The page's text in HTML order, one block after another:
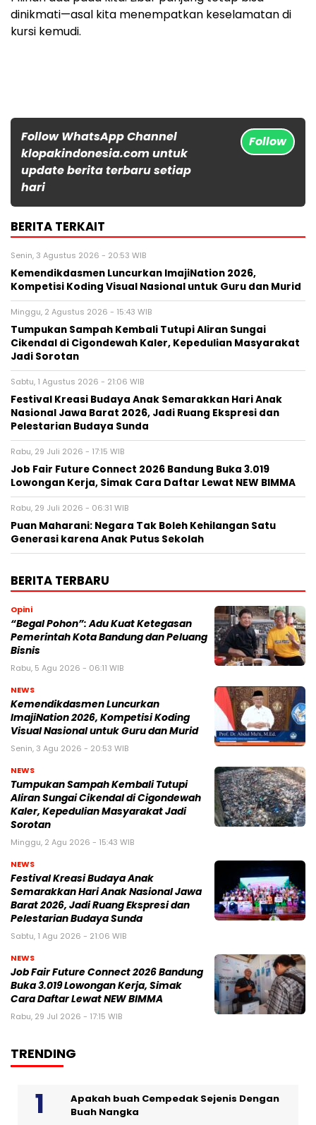
dinikmati—asal kita menempatkan keselamatan di
kursi kemudi.
Follow WhatsApp Channel
klopakindonesia.com untuk
update berita terbaru setiap
hari
Follow
BERITA TERKAIT
Senin, 3 Agustus 2026 - 20:53 WIB
Kemendikdasmen Luncurkan ImajiNation 2026,
Kompetisi Koding Visual Nasional untuk Guru dan Murid
Minggu, 2 Agustus 2026 - 15:43 WIB
Tumpukan Sampah Kembali Tutupi Aliran Sungai
Cikendal di Cigondewah Kaler, Kepedulian Masyarakat
Jadi Sorotan
Sabtu, 1 Agustus 2026 - 21:06 WIB
Festival Kreasi Budaya Anak Semarakkan Hari Anak
Nasional Jawa Barat 2026, Jadi Ruang Ekspresi dan
Pelestarian Budaya Sunda
Rabu, 29 Juli 2026 - 17:15 WIB
Job Fair Future Connect 2026 Bandung Buka 3.019
Lowongan Kerja, Simak Cara Daftar Lewat NEW BIMMA
Rabu, 29 Juli 2026 - 06:31 WIB
Puan Maharani: Negara Tak Boleh Kehilangan Satu
Generasi karena Anak Putus Sekolah
BERITA TERBARU
Opini
“Begal Pohon”: Adu Kuat Ketegasan
Pemerintah Kota Bandung dan Peluang
Bisnis
Rabu, 5 Agu 2026 - 06:11 WIB
NEWS
Kemendikdasmen Luncurkan
ImajiNation 2026, Kompetisi Koding
Visual Nasional untuk Guru dan Murid
Senin, 3 Agu 2026 - 20:53 WIB
NEWS
Tumpukan Sampah Kembali Tutupi
Aliran Sungai Cikendal di Cigondewah
Kaler, Kepedulian Masyarakat Jadi
Sorotan
Minggu, 2 Agu 2026 - 15:43 WIB
NEWS
Festival Kreasi Budaya Anak
Semarakkan Hari Anak Nasional Jawa
Barat 2026, Jadi Ruang Ekspresi dan
Pelestarian Budaya Sunda
Sabtu, 1 Agu 2026 - 21:06 WIB
NEWS
Job Fair Future Connect 2026 Bandung
Buka 3.019 Lowongan Kerja, Simak
Cara Daftar Lewat NEW BIMMA
Rabu, 29 Jul 2026 - 17:15 WIB
TRENDING
Apakah buah Cempedak Sejenis Dengan
Buah Nangka